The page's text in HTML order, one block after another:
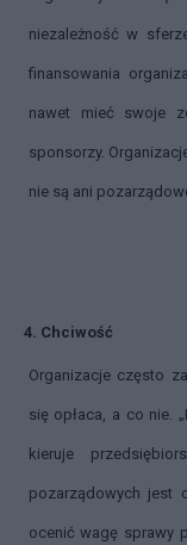
niezależność w
finansowania
nawet mieć swoje
sponsorzy.
nie są ani
4. Chciwość
Organizacje często
się opłaca, a co nie.
kieruje
pozarządowych jest
ocenić wagę sprawy